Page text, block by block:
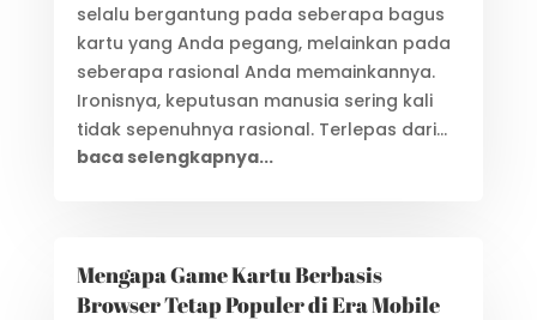
selalu bergantung pada seberapa bagus
kartu yang Anda pegang, melainkan pada
seberapa rasional Anda memainkannya.
Ironisnya, keputusan manusia sering kali
tidak sepenuhnya rasional. Terlepas dari...
baca selengkapnya...
Mengapa Game Kartu Berbasis
Browser Tetap Populer di Era Mobile